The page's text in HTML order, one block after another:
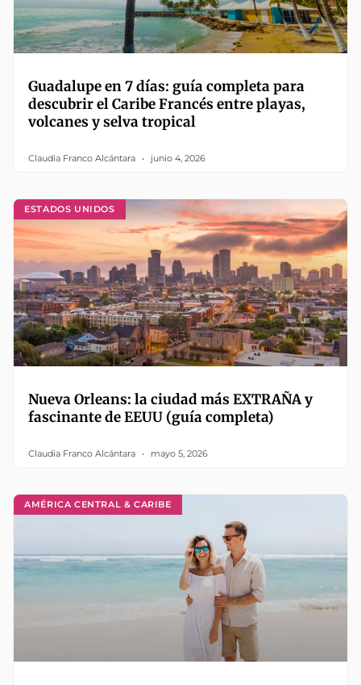
Guadalupe en 7 días: guía completa para
descubrir el Caribe Francés entre playas,
volcanes y selva tropical
Claudia Franco Alcántara junio 4, 2026
ESTADOS UNIDOS
Nueva Orleans: la ciudad más EXTRAÑA y
fascinante de EEUU (guía completa)
Claudia Franco Alcántara mayo 5, 2026
AMÉRICA CENTRAL & CARIBE